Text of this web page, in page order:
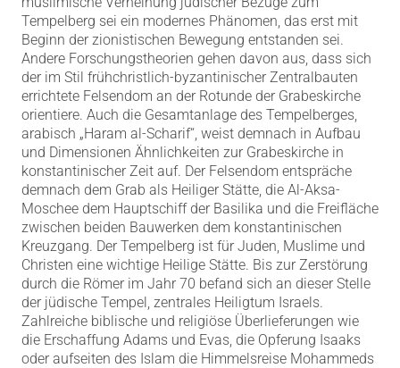
Tempelberg sei ein modernes Phänomen, das erst mit
Beginn der zionistischen Bewegung entstanden sei.
Andere Forschungstheorien gehen davon aus, dass sich
der im Stil frühchristlich-byzantinischer Zentralbauten
errichtete Felsendom an der Rotunde der Grabeskirche
orientiere. Auch die Gesamtanlage des Tempelberges,
arabisch „Haram al-Scharif“, weist demnach in Aufbau
und Dimensionen Ähnlichkeiten zur Grabeskirche in
konstantinischer Zeit auf. Der Felsendom entspräche
demnach dem Grab als Heiliger Stätte, die Al-Aksa-
Moschee dem Hauptschiff der Basilika und die Freifläche
zwischen beiden Bauwerken dem konstantinischen
Kreuzgang. Der Tempelberg ist für Juden, Muslime und
Christen eine wichtige Heilige Stätte. Bis zur Zerstörung
durch die Römer im Jahr 70 befand sich an dieser Stelle
der jüdische Tempel, zentrales Heiligtum Israels.
Zahlreiche biblische und religiöse Überlieferungen wie
die Erschaffung Adams und Evas, die Opferung Isaaks
oder aufseiten des Islam die Himmelsreise Mohammeds